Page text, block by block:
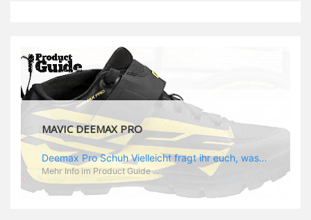
MAVIC DEEMAX PRO
Deemax Pro Schuh Vielleicht fragt ihr euch, was ein Schuh mit Deemax zu tun hat? Nun, hier spielt vor allem der Einsatzzweck eine Rolle: Deemax steht für Gravity pur und dafür ist auch der neue Schuh gedacht, der vor allem den Ideen von Downhill Legende Fabien Barel entspricht. Der Schuh soll ganz der Deemax Philosophie entsprechen: kompromisslose Funktion, effizient und hoher Komfort standen auf der Wunschliste von Fabien. Und das kam dabei heraus: - die neue „Energy Grip AM“ Sohle bietet maximale Stabilität und optimalen Grip auf dem Pedal. - die „Ergo Fit“ Innensohle soll super hohen Komfort bieten und optimal sitzen und zwar den ganzen Tag lang. - eine 3D-Mesch-Konstruktion soll den Fuß belüften und sowohl bei Sonne also auch unter kühlen Bedingungen für optimales Fußklima sorgen - die Assymetrische Konstruktion mit höherem Seitenteil innen soll den Knöchel optimal schützen - extra Schutz für die Zehen und die Fersen
Mehr Info im Product Guide ...